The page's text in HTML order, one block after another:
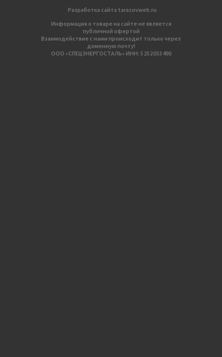
Информация о товаре на сайте не является
публичной офертой
Взаимодействие с нами происходит только через
доменную почту!
ООО «СПЕЦЭНЕРГОСТАЛЬ» ИНН: 5 252 033 490
Разработка сайтa tarasovweb.ru